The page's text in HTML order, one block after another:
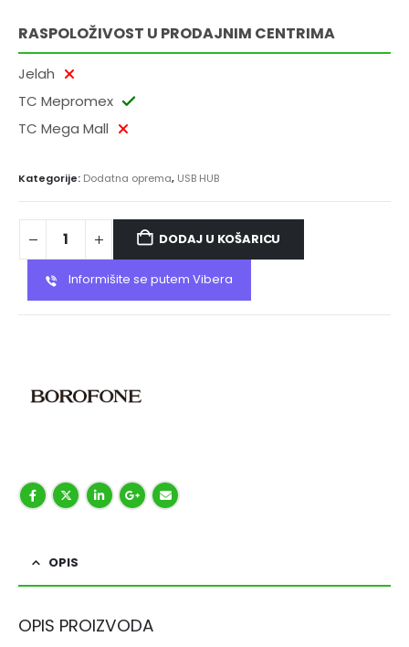
RASPOLOŽIVOST U PRODAJNIM CENTRIMA
Jelah
TC Mepromex
TC Mega Mall
Kategorije: Dodatna oprema, USB HUB
DODAJ U KOŠARICU
Informišite se putem Vibera
OPIS
OPIS PROIZVODA